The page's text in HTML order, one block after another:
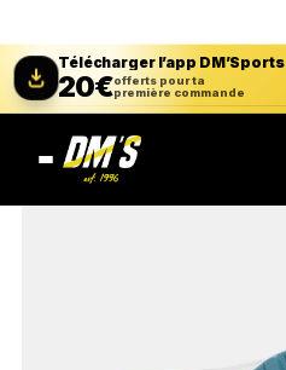
Télécharger l’app DM’Sports
20€offerts pour ta
première commande